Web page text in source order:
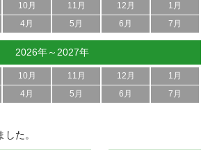
10月 11月 12月
1月
4月 5月 6月 7月
2026年～2027年
10月 11月 12月
1月
4月 5月 6月 7月
た。